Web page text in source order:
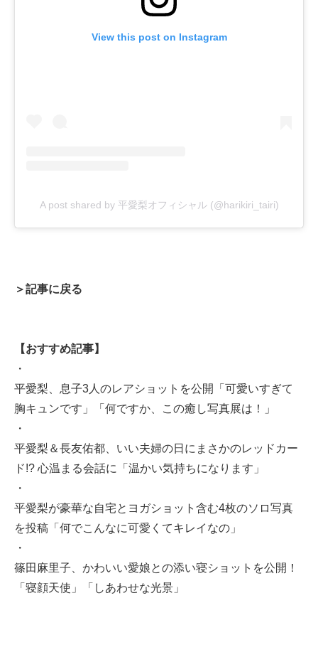
View this post on Instagram
A post shared by 平愛梨オフィシャル (@harikiri_tairi)
＞記事に戻る
【おすすめ記事】
・
平愛梨、息子3人のレアショットを公開「可愛いすぎて
胸キュンです」「何ですか、この癒し写真展は！」
・
平愛梨＆長友佑都、いい夫婦の日にまさかのレッドカー
ド!? 心温まる会話に「温かい気持ちになります」
・
平愛梨が豪華な自宅とヨガショット含む4枚のソロ写真
を投稿「何でこんなに可愛くてキレイなの」
・
篠田麻里子、かわいい愛娘との添い寝ショットを公開！
「寝顔天使」「しあわせな光景」